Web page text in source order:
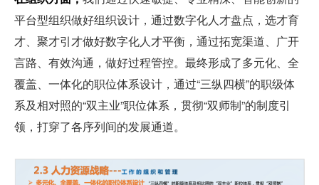
平台型组织做好组织设计，通过数字化人才盘点，选才育
才、聚才引才做好数字化人才平衡，通过拓宽渠道、广开
言路、有效沟通，做好过程管控。最终形成了多元化、全
覆盖、一体化的职位体系设计，通过“三纵四横”的职级体
系及相对照的“双主业”职位体系，贯彻“双师制”的制度引
领，打穿了各序列间的发展通道。